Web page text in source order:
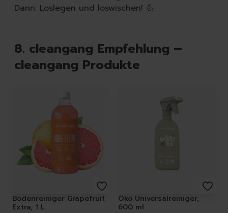
Dann: Loslegen und loswischen! 💪
8. cleangang Empfehlung –
cleangang Produkte
Bodenreiniger Grapefruit
Extra, 1 L
Öko Universalreiniger,
600 ml